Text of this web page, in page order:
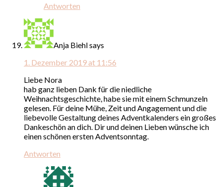
Antworten
Anja Biehlsays
1. Dezember 2019 at 11:56
Liebe Nora
hab ganz lieben Dank für die niedliche
Weihnachtsgeschichte, habe sie mit einem Schmunzeln
gelesen. Für deine Mühe, Zeit und Angagement und die
liebevolle Gestaltung deines Adventkalenders ein großes
Dankeschön an dich. Dir und deinen Lieben wünsche ich
einen schönen ersten Adventsonntag.
Antworten